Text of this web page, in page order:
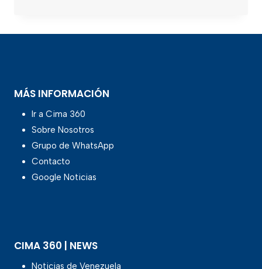
MÁS INFORMACIÓN
Ir a Cima 360
Sobre Nosotros
Grupo de WhatsApp
Contacto
Google Noticias
CIMA 360 | NEWS
Noticias de Venezuela